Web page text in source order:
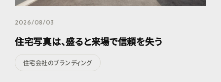
2026/08/03
住宅写真は、盛ると来場で信頼を失う
住宅会社のブランディング